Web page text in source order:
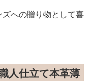
への贈り物として喜
人仕立て本革薄